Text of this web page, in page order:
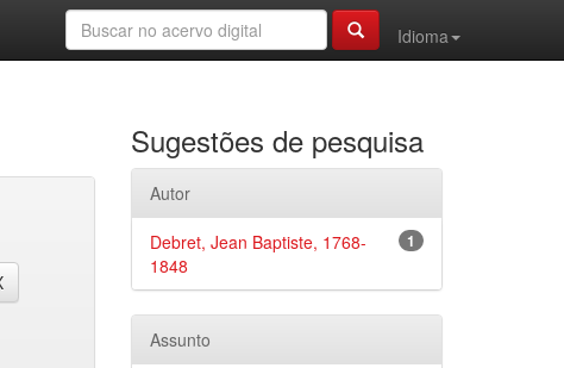
Idioma
Sugestões de pesquisa
Autor
1
Debret, Jean Baptiste, 1768-
1848
Assunto